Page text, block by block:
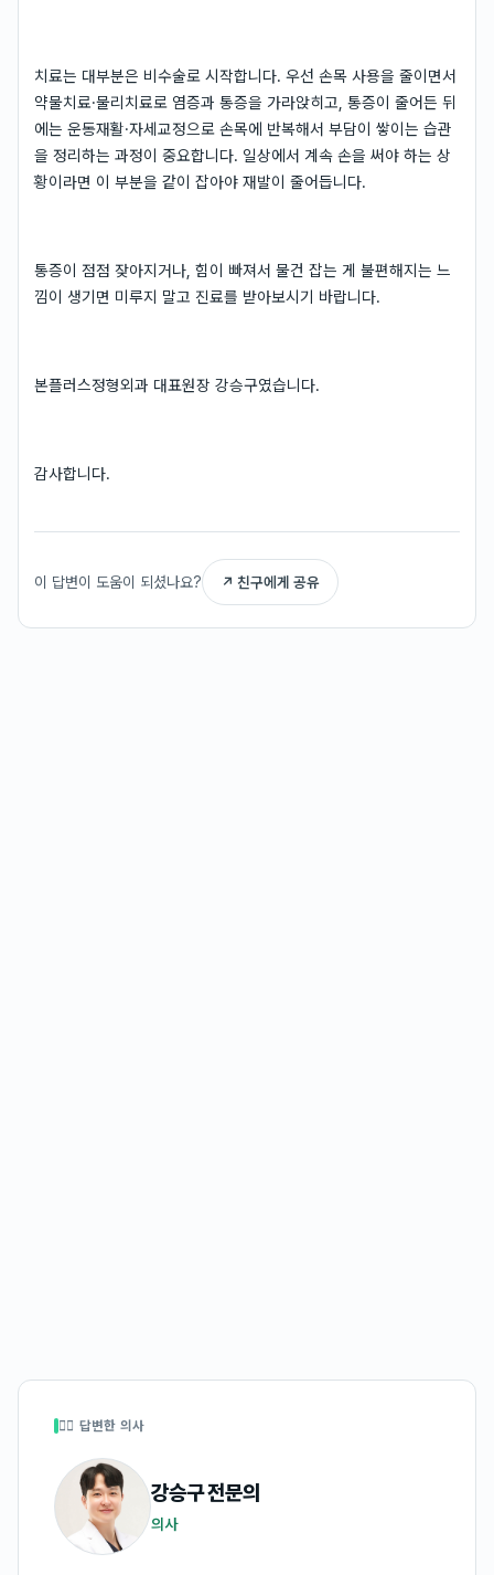
치료는 대부분은 비수술로 시작합니다. 우선 손목 사용을 줄이면서
약물치료·물리치료로 염증과 통증을 가라앉히고, 통증이 줄어든 뒤
에는 운동재활·자세교정으로 손목에 반복해서 부담이 쌓이는 습관
을 정리하는 과정이 중요합니다. 일상에서 계속 손을 써야 하는 상
황이라면 이 부분을 같이 잡아야 재발이 줄어듭니다.
통증이 점점 잦아지거나, 힘이 빠져서 물건 잡는 게 불편해지는 느
낌이 생기면 미루지 말고 진료를 받아보시기 바랍니다.
본플러스정형외과 대표원장 강승구였습니다.
감사합니다.
이 답변이 도움이 되셨나요? ↗ 친구에게 공유
👩‍⚕️ 답변한 의사
강승구전문의
의사